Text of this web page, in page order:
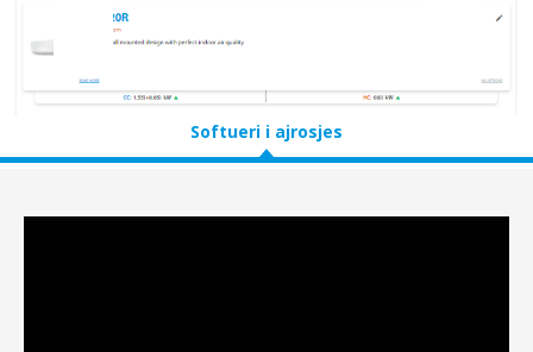
Softueri i ajrosjes